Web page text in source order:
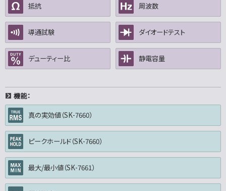
抵抗 周波数
導通試験 ダイオードテスト
デューティー比 静電容量
機能：
真の実効値（SK-7660）
ピークホールド（SK-7660）
最大/最小値（SK-7661）